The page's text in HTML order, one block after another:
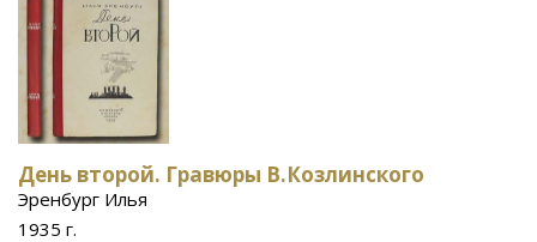
День второй. Гравюры В.Козлинского
Эренбург Илья
1935 г.